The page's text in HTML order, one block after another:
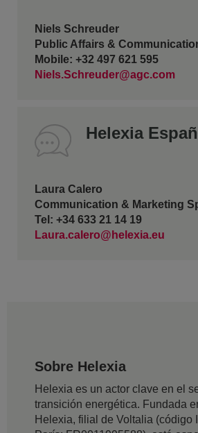
Niels Schreuder
Public Affairs &
Mobile: +32 497 621 595
Niels.Schreuder@agc.com
Helexia
Laura Calero
Communication & Marketing
Tel: +34 633 21 14 19
Laura.calero@helexia.eu
Sobre Helexia
Helexia es un actor clave en el
transición energética. Fundada
Helexia, filial de Voltalia (código